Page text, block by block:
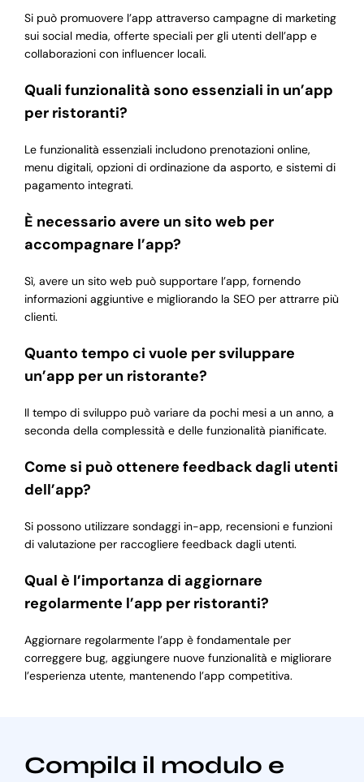
Si può promuovere l’app attraverso campagne di marketing
sui social media, offerte speciali per gli utenti dell’app e
collaborazioni con influencer locali.
Quali funzionalità sono essenziali in un’app
per ristoranti?
Le funzionalità essenziali includono prenotazioni online,
menu digitali, opzioni di ordinazione da asporto, e sistemi di
pagamento integrati.
È necessario avere un sito web per
accompagnare l’app?
Sì, avere un sito web può supportare l’app, fornendo
informazioni aggiuntive e migliorando la SEO per attrarre più
clienti.
Quanto tempo ci vuole per sviluppare
un’app per un ristorante?
Il tempo di sviluppo può variare da pochi mesi a un anno, a
seconda della complessità e delle funzionalità pianificate.
Come si può ottenere feedback dagli utenti
dell’app?
Si possono utilizzare sondaggi in-app, recensioni e funzioni
di valutazione per raccogliere feedback dagli utenti.
Qual è l’importanza di aggiornare
regolarmente l’app per ristoranti?
Aggiornare regolarmente l’app è fondamentale per
correggere bug, aggiungere nuove funzionalità e migliorare
l’esperienza utente, mantenendo l’app competitiva.
Compila il modulo e